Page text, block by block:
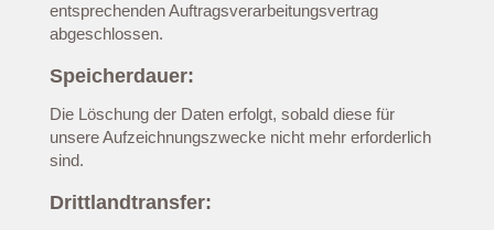
entsprechenden Auftragsverarbeitungsvertrag
abgeschlossen.
Speicherdauer:
Die Löschung der Daten erfolgt, sobald diese für
unsere Aufzeichnungszwecke nicht mehr erforderlich
sind.
Drittlandtransfer: